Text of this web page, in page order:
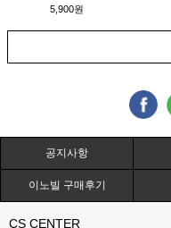
5,900원
공지사항
이노빌 구매후기
CS CENTER